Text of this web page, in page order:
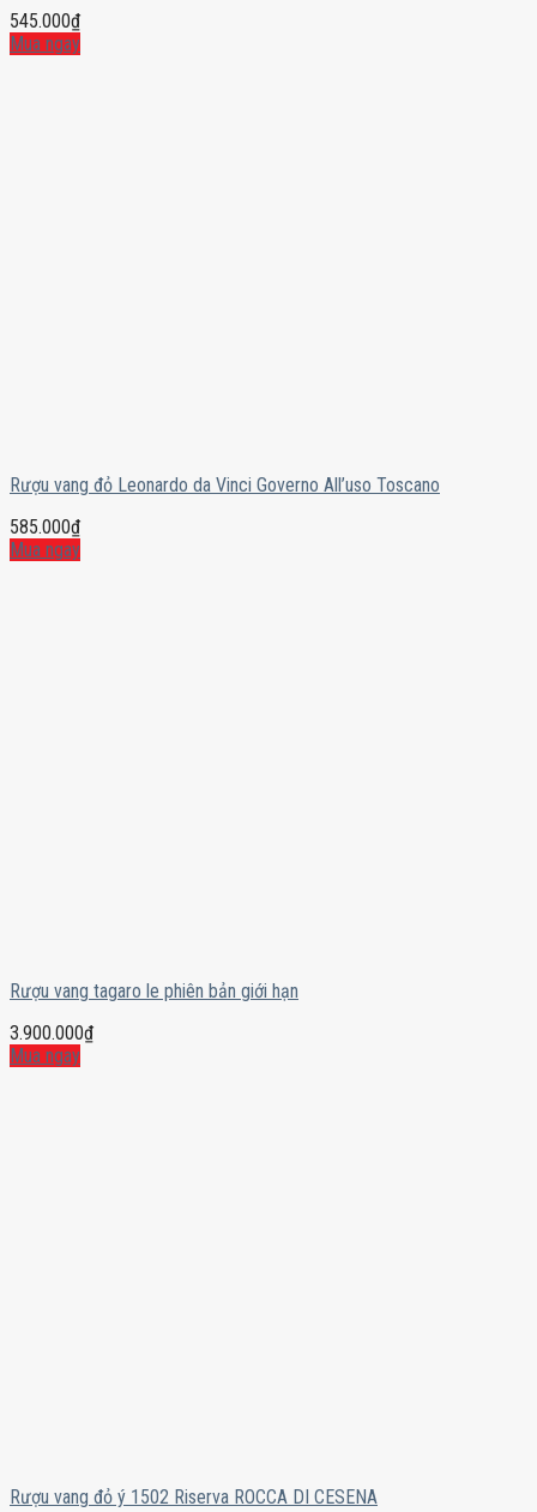
545.000₫
Mua ngay
Rượu vang đỏ Leonardo da Vinci Governo All’uso Toscano
585.000₫
Mua ngay
Rượu vang tagaro le phiên bản giới hạn
3.900.000₫
Mua ngay
Rượu vang đỏ ý 1502 Riserva ROCCA DI CESENA